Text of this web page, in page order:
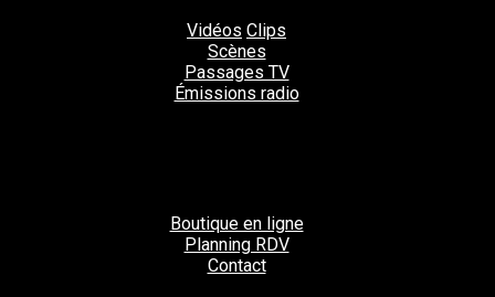
Vidéos Clips
Scènes
Passages TV
Émissions radio
Boutique en ligne
Planning RDV
Contact